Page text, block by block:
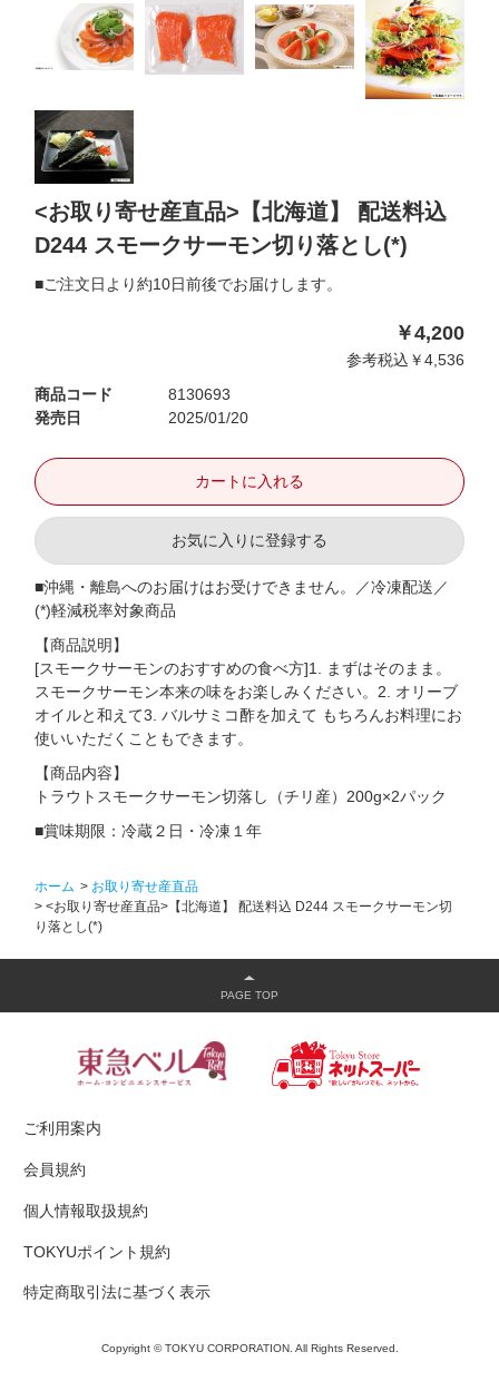
<お取り寄せ産直品>【北海道】 配送料込
D244 スモークサーモン切り落とし(*)
■ご注文日より約10日前後でお届けします。
￥4,200
参考税込￥4,536
商品コード
8130693
発売日
2025/01/20
お気に入りに登録する
■沖縄・離島へのお届けはお受けできません。／冷凍配送／
(*)軽減税率対象商品
【商品説明】
[スモークサーモンのおすすめの食べ方]1. まずはそのまま。
スモークサーモン本来の味をお楽しみください。2. オリーブ
オイルと和えて3. バルサミコ酢を加えて もちろんお料理にお
使いいただくこともできます。
【商品内容】
トラウトスモークサーモン切落し（チリ産）200g×2パック
■賞味期限：冷蔵２日・冷凍１年
ホーム > お取り寄せ産直品
> <お取り寄せ産直品>【北海道】 配送料込 D244 スモークサーモン切
り落とし(*)
ご利用案内
会員規約
個人情報取扱規約
TOKYUポイント規約
特定商取引法に基づく表示
Copyright © TOKYU CORPORATION. All Rights Reserved.